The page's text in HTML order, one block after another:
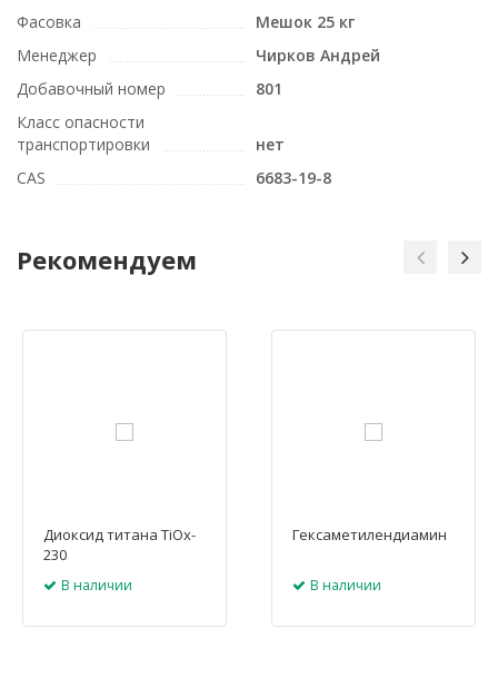
Фасовка
Мешок 25 кг
Менеджер
Чирков Андрей
Добавочный номер
801
Класс опасности
транспортировки
нет
CAS
6683-19-8
Рекомендуем
Диоксид титана TiOx-
230
В наличии
Гексаметилендиамин
В наличии